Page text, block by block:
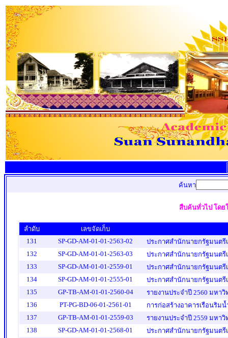
ค้นหา
สืบค้นทั่วไป โดย
ลำดับ
เลขจัดเก็บ
131
SP-GD-AM-01-01-2563-02
ประกาศสำนักนายกรัฐมนตรี
132
SP-GD-AM-01-01-2563-03
133
SP-GD-AM-01-01-2559-01
ประกาศสำนักนายกรัฐมนตรี
134
SP-GD-AM-01-01-2555-01
ประกาศสำนักนายกรัฐมนตรี
135
GP-TB-AM-01-01-2560-04
รายงานประจำปี 2560 มห
136
PT-PG-BD-06-01-2561-01
การก่อสร้างอาคารเรือนริ
137
GP-TB-AM-01-01-2559-03
รายงานประจำปี 2559 มห
138
SP-GD-AM-01-01-2568-01